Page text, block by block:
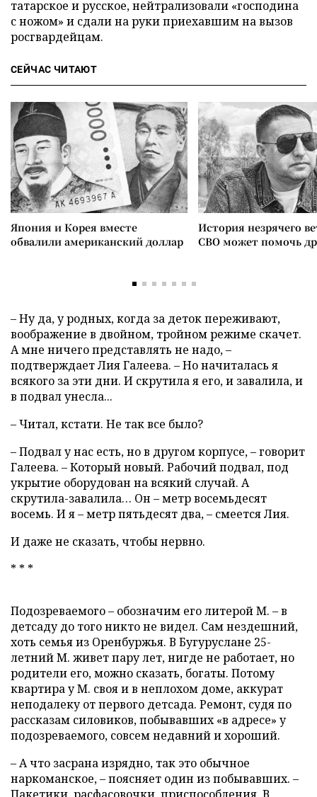
татарское и русское, нейтрализовали «господина
с ножом» и сдали на руки приехавшим на вызов
росгвардейцам.
СЕЙЧАС ЧИТАЮТ
Япония и Корея вместе
обвалили американский доллар
История незрячего
СВО может помочь
– Ну да, у родных, когда за деток переживают,
воображение в двойном, тройном режиме скачет.
А мне ничего представлять не надо, –
подтверждает Лия Галеева. – Но начиталась я
всякого за эти дни. И скрутила я его, и завалила, и
в подвал унесла...
– Читал, кстати. Не так все было?
– Подвал у нас есть, но в другом корпусе, – говорит
Галеева. – Который новый. Рабочий подвал, под
укрытие оборудован на всякий случай. А
скрутила-завалила… Он – метр восемьдесят
восемь. И я – метр пятьдесят два, – смеется Лия.
И даже не сказать, чтобы нервно.
* * *
Подозреваемого – обозначим его литерой М. – в
детсаду до того никто не видел. Сам нездешний,
хоть семья из Оренбуржья. В Бугуруслане 25-
летний М. живет пару лет, нигде не работает, но
родители его, можно сказать, богаты. Потому
квартира у М. своя и в неплохом доме, аккурат
неподалеку от первого детсада. Ремонт, судя по
рассказам силовиков, побывавших «в адресе» у
подозреваемого, совсем недавний и хороший.
– А что засрана изрядно, так это обычное
наркоманское, – поясняет один из побывавших. –